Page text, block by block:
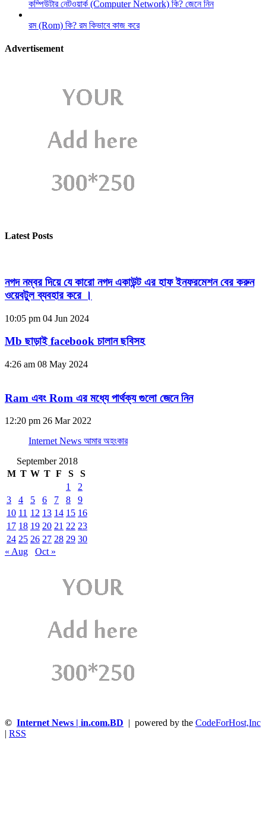
কম্পিউটার নেটওয়ার্ক (Computer Network) কি? জেনে নিন
রম (Rom) কি? রম কিভাবে কাজ করে
Advertisement
Latest Posts
নগদ নম্বর দিয়ে যে কারো নগদ একাউন্ট এর হাফ ইনফরমেশন বের করুন
ওয়েবটুল ব্যবহার করে ।
10:05 pm 04 Jun 2024
Mb ছাড়াই facebook চালান ছবিসহ
4:26 am 08 May 2024
Ram এবং Rom এর মধ্যে পার্থক্য গুলো জেনে নিন
12:20 pm 26 Mar 2022
Internet News আমার অহংকার
September 2018
M T W T F S
S
1
2
3
4 5 6 7 8
9
10 11 12 13 14 15 16
17 18 19 20 21 22 23
24 25 26 27 28 29 30
« Aug
Oct »
© Internet News | in.com.BD | powered by the CodeForHost,Inc
RSS